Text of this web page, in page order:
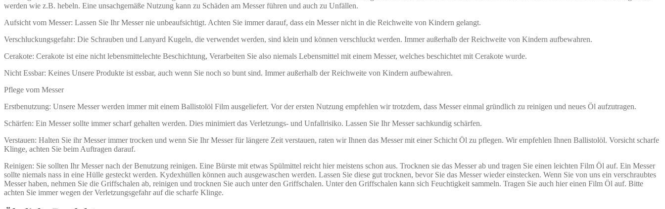
werden wie z.B. hebeln. Eine unsachgemäße Nutzung kann zu Schäden am Messer führen und auch zu Unfällen.
Aufsicht vom Messer: Lassen Sie Ihr Messer nie unbeaufsichtigt. Achten Sie immer darauf, dass ein Messer nicht in die Reichweite von Kindern gelangt.
Verschluckungsgefahr: Die Schrauben und Lanyard Kugeln, die verwendet werden, sind klein und können verschluckt werden. Immer außerhalb der Reichweite von Kindern aufbewahren.
Cerakote: Cerakote ist eine nicht lebensmittelechte Beschichtung, Verarbeiten Sie also niemals Lebensmittel mit einem Messer, welches beschichtet mit Cerakote wurde.
Nicht Essbar: Keines Unsere Produkte ist essbar, auch wenn Sie noch so bunt sind. Immer außerhalb der Reichweite von Kindern aufbewahren.
Pflege vom Messer
Erstbenutzung: Unsere Messer werden immer mit einem Ballistolöl Film ausgeliefert. Vor der ersten Nutzung empfehlen wir trotzdem, dass Messer einmal gründlich zu reinigen und neues Öl aufzutragen.
Schärfen: Ein Messer sollte immer scharf gehalten werden. Dies minimiert das Verletzungs- und Unfallrisiko. Lassen Sie Ihr Messer sachkundig schärfen.
Verstauen: Halten Sie ihr Messer immer trocken und wenn Sie Ihr Messer für längere Zeit verstauen, raten wir Ihnen das Messer mit einer Schicht Öl zu pflegen. Wir empfehlen Ihnen Ballistolöl. Vorsicht scharfe
Klinge, achten Sie beim Auftragen darauf.
Reinigen: Sie sollten Ihr Messer nach der Benutzung reinigen. Eine Bürste mit etwas Spülmittel reicht hier meistens schon aus. Trocknen sie das Messer ab und tragen Sie einen leichten Film Öl auf. Ein Messer
sollte niemals nass in eine Hülle gesteckt werden. Kydexhüllen können auch ausgewaschen werden. Lassen Sie diese gut trocknen, bevor Sie das Messer wieder einstecken. Wenn Sie von uns ein verschraubtes
Messer haben, nehmen Sie die Griffschalen ab, reinigen und trocknen Sie auch unter den Griffschalen. Unter den Griffschalen kann sich Feuchtigkeit sammeln. Tragen Sie auch hier einen Film Öl auf. Bitte
achten Sie immer wegen der Verletzungsgefahr auf die scharfe Klinge.